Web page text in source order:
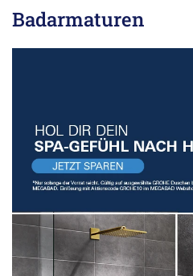
Badarmaturen